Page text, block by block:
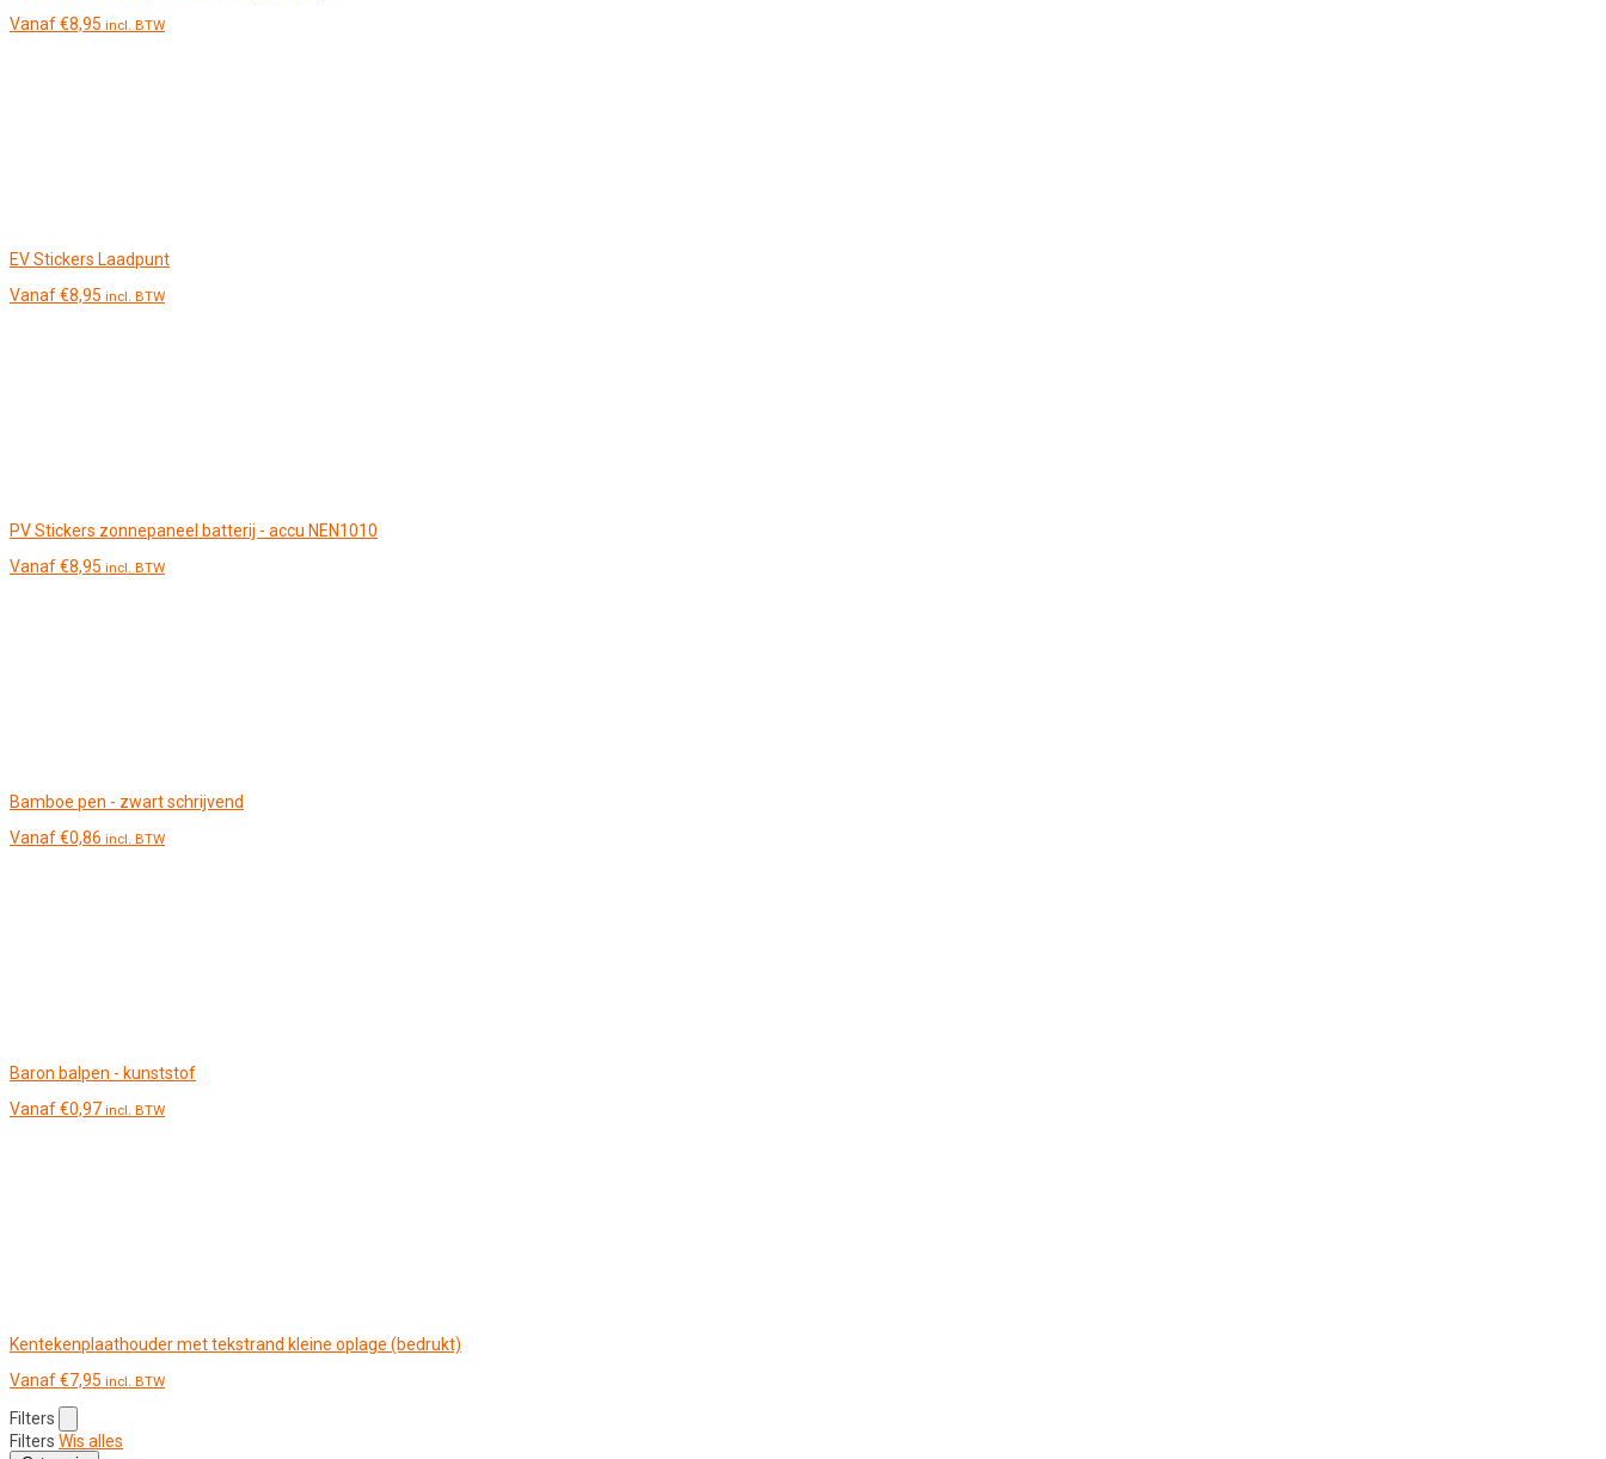
Vanaf€8,95 incl. BTW
EV Stickers Laadpunt
Vanaf€8,95 incl. BTW
PV Stickers zonnepaneel batterij - accu NEN1010
Vanaf€8,95 incl. BTW
Bamboe pen - zwart schrijvend
Vanaf€0,86 incl. BTW
Baron balpen - kunststof
Vanaf€0,97 incl. BTW
Kentekenplaathouder met tekstrand kleine oplage (bedrukt)
Vanaf€7,95 incl. BTW
Filters
Filters Wis alles